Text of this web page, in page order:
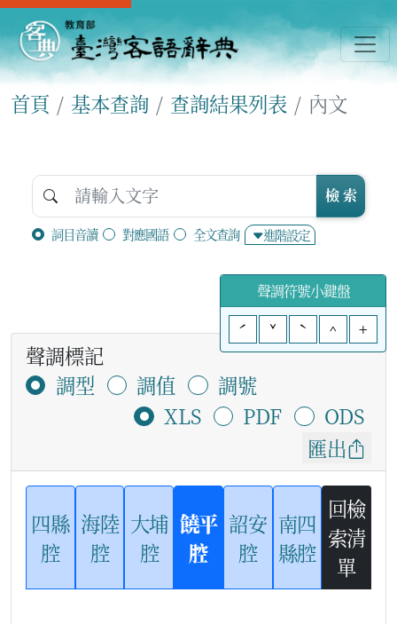
首頁 基本查詢 查詢結果列表 內文
詞目音讀 對應國語 全文查詢 進階設定
檢 索
聲調符號小鍵盤
ˊ
ˇ ˋ ^ +
聲調標記
調型
調值
調號
XLS
PDF
ODS
匯出
四縣
腔
海陸
腔
大埔
腔
饒平
腔
詔安
腔
南四
縣腔
回檢
索清
單